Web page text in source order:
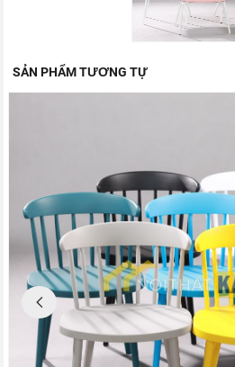
SẢN PHẨM TƯƠNG TỰ